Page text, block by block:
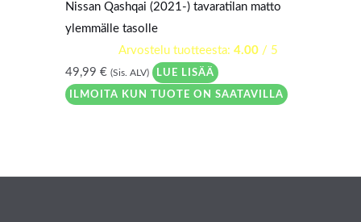
Nissan Qashqai (2021-) tavaratilan matto
ylemmälle tasolle
Arvostelu tuotteesta: 4.00/ 5
49,99 € (Sis. ALV) LUE LISÄÄ
ILMOITA KUN TUOTE ON SAATAVILLA